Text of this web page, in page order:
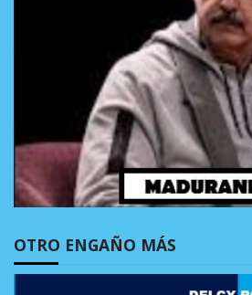
OTRO ENGAÑO MÁS